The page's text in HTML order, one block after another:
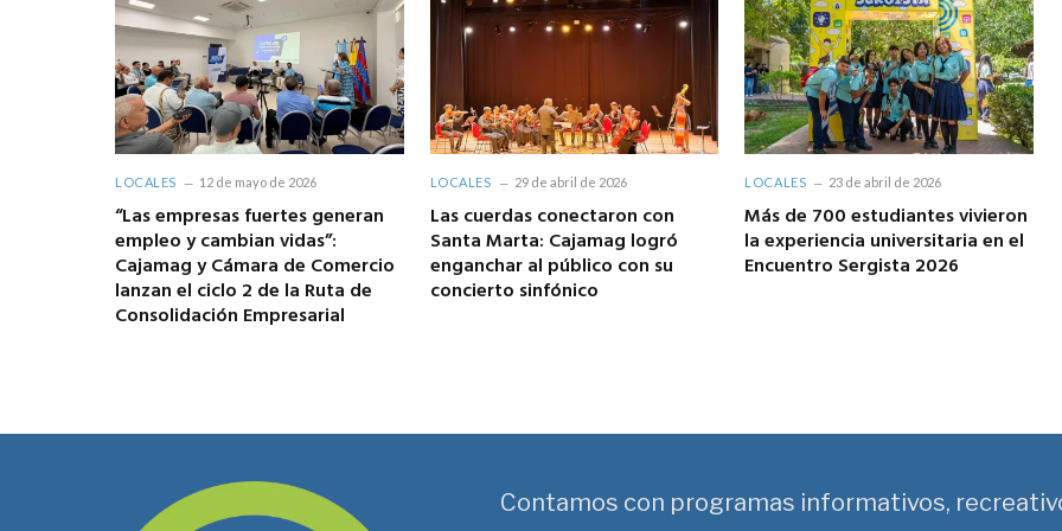
LOCALES 12 de mayo de 2026
“Las empresas fuertes generan
empleo y cambian vidas”:
Cajamag y Cámara de Comercio
lanzan el ciclo 2 de la Ruta de
Consolidación Empresarial
LOCALES 29 de abril de 2026
Las cuerdas conectaron con
Santa Marta: Cajamag logró
enganchar al público con su
concierto sinfónico
LOCALES 23 de abril de 2026
Más de 700 estudiantes vivieron
la experiencia universitaria en el
Encuentro Sergista 2026
Contamos con programas informativos,